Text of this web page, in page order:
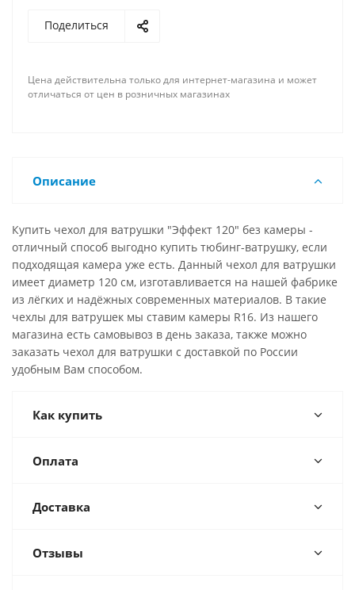
Поделиться
Цена действительна только для интернет-магазина и может
отличаться от цен в розничных магазинах
Описание
Купить чехол для ватрушки "Эффект 120" без камеры -
отличный способ выгодно купить тюбинг-ватрушку, если
подходящая камера уже есть. Данный чехол для ватрушки
имеет диаметр 120 см, изготавливается на нашей фабрике
из лёгких и надёжных современных материалов. В такие
чехлы для ватрушек мы ставим камеры R16. Из нашего
магазина есть самовывоз в день заказа, также можно
заказать чехол для ватрушки с доставкой по России
удобным Вам способом.
Как купить
Оплата
Доставка
Отзывы